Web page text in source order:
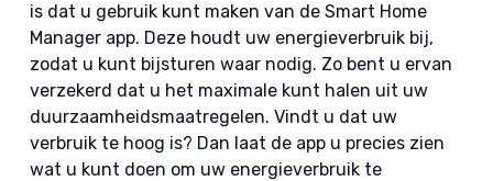
is dat u gebruik kunt maken van de Smart Home
Manager app. Deze houdt uw energieverbruik bij,
zodat u kunt bijsturen waar nodig. Zo bent u ervan
verzekerd dat u het maximale kunt halen uit uw
duurzaamheidsmaatregelen. Vindt u dat uw
verbruik te hoog is? Dan laat de app u precies zien
wat u kunt doen om uw energieverbruik te